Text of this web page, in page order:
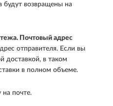
будут возвращены на
Почтовый адрес
отправителя. Если вы
доставкой, в таком
в полном объеме.
на почте.